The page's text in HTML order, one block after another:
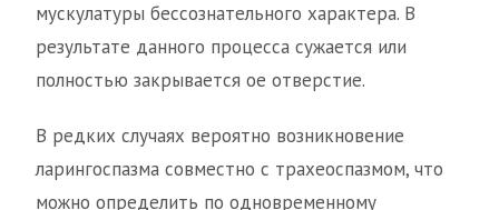
мускулатуры бессознательного характера. В
результате данного процесса сужается или
полностью закрывается ое отверстие.
В редких случаях вероятно возникновение
ларингоспазма совместно с трахеоспазмом, что
можно определить по одновременному